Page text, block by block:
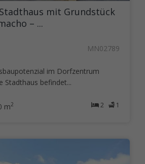
mit Grundstück
– ...
MN02789
im Dorfzentrum
Stadthaus befindet...
2 1
m2